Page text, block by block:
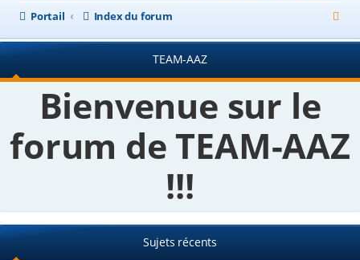
Portail
Index du forum
e
h
r
c
r
TEAM-AAZ
Bienvenue sur le
forum de TEAM-AAZ
!!!
Sujets récents